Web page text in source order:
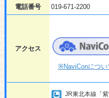
電話番号 019-671-2200
アクセス
※NaviConにつ
JR東北本線「紫